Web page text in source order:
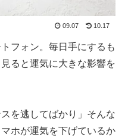
09.07 10.17
フォン。毎日手にするも
ると運気に大きな影響を
を逃してばかり」そんな
ホが運気を下げているか